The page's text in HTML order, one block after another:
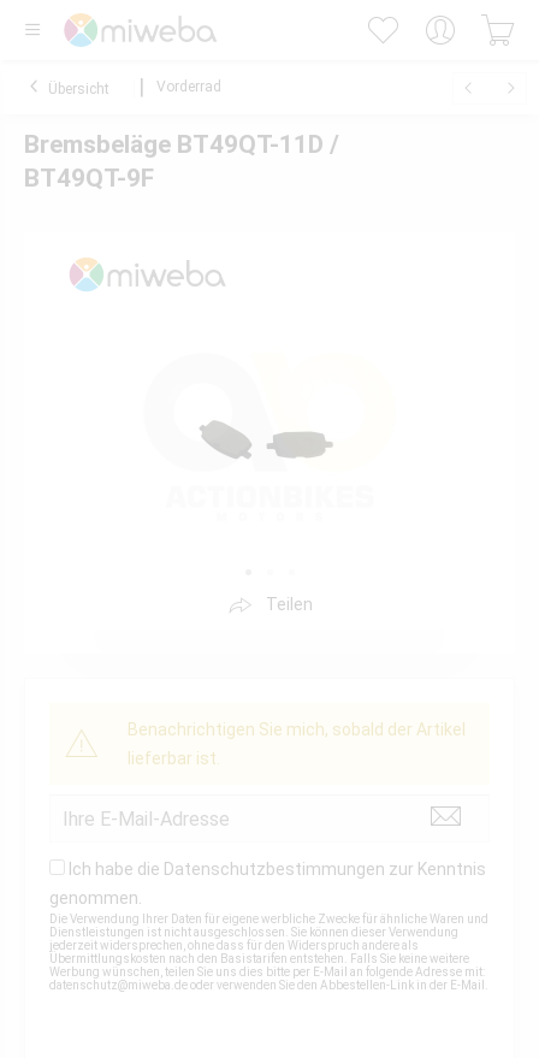
Übersicht Vorderrad
Bremsbeläge BT49QT-11D /
BT49QT-9F
Teilen
Benachrichtigen Sie mich, sobald der Artikel
lieferbar ist.
Ich habe die Datenschutzbestimmungen zur Kenntnis
genommen.
Die Verwendung Ihrer Daten für eigene werbliche Zwecke für ähnliche Waren und
Dienstleistungen ist nicht ausgeschlossen. Sie können dieser Verwendung
jederzeit widersprechen, ohne dass für den Widerspruch andere als
Übermittlungskosten nach den Basistarifen entstehen. Falls Sie keine weitere
Werbung wünschen, teilen Sie uns dies bitte per E-Mail an folgende Adresse mit:
datenschutz@miweba.deoder verwenden Sie den Abbestellen-Link in der E-Mail.